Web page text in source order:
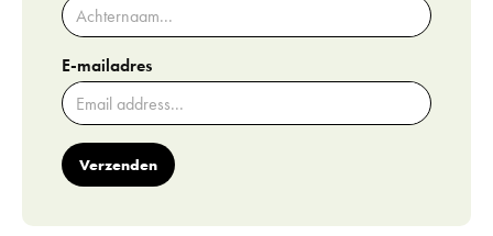
E-mailadres
Verzenden